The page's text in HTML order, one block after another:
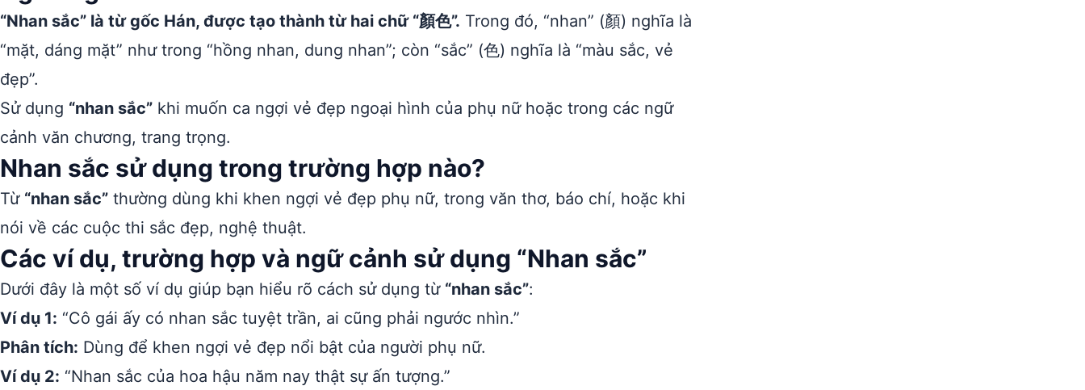
“Nhan sắc” là từ gốc Hán, được tạo thành từ hai chữ “顏色”. Trong đó, “nhan” (顏) nghĩa là
“mặt, dáng mặt” như trong “hồng nhan, dung nhan”; còn “sắc” (色) nghĩa là “màu sắc, vẻ
đẹp”.
Sử dụng “nhan sắc” khi muốn ca ngợi vẻ đẹp ngoại hình của phụ nữ hoặc trong các ngữ
cảnh văn chương, trang trọng.
Nhan sắc sử dụng trong trường hợp nào?
Từ “nhan sắc” thường dùng khi khen ngợi vẻ đẹp phụ nữ, trong văn thơ, báo chí, hoặc khi
nói về các cuộc thi sắc đẹp, nghệ thuật.
Các ví dụ, trường hợp và ngữ cảnh sử dụng “Nhan sắc”
Dưới đây là một số ví dụ giúp bạn hiểu rõ cách sử dụng từ “nhan sắc”:
Ví dụ 1: “Cô gái ấy có nhan sắc tuyệt trần, ai cũng phải ngước nhìn.”
Phân tích: Dùng để khen ngợi vẻ đẹp nổi bật của người phụ nữ.
Ví dụ 2: “Nhan sắc của hoa hậu năm nay thật sự ấn tượng.”